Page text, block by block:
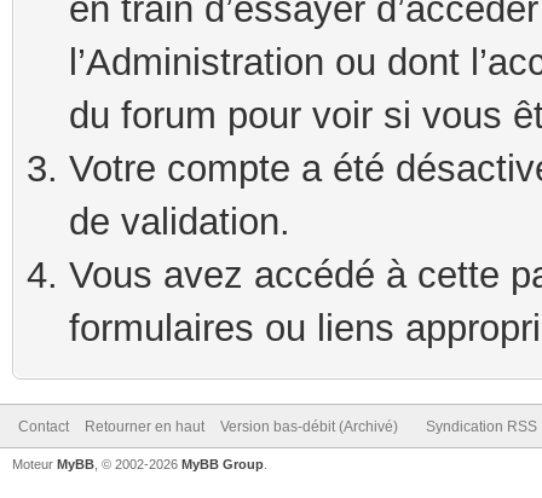
en train d’essayer
l’Administration ou dont
du forum pour voir si vous
Votre compte a été
de validation.
Vous avez accédé à cette
formulaires ou liens
Contact Retourner en haut Version bas-débit (Archivé) Syndication RSS
Moteur MyBB , © 2002-2026 MyBB Group